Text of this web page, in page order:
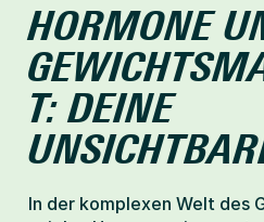
HORMONE
T: DEINE
In der komplexen Welt des